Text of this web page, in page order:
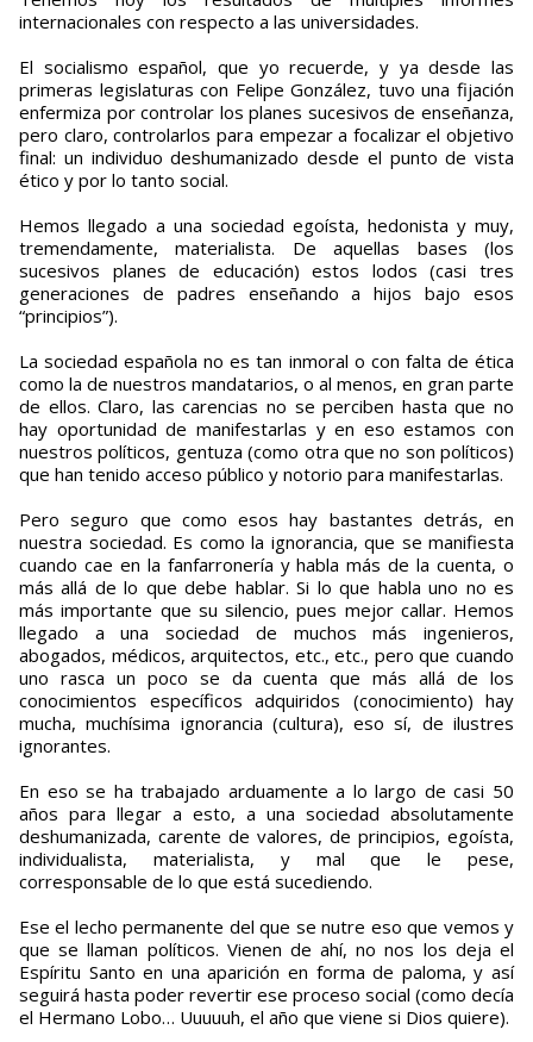
internacionales con respecto a las universidades.
El socialismo español, que yo recuerde, y ya desde las
primeras legislaturas con Felipe González, tuvo una fijación
enfermiza por controlar los planes sucesivos de enseñanza,
pero claro, controlarlos para empezar a focalizar el objetivo
final: un individuo deshumanizado desde el punto de vista
ético y por lo tanto social.
Hemos llegado a una sociedad egoísta, hedonista y muy,
tremendamente, materialista. De aquellas bases (los
sucesivos planes de educación) estos lodos (casi tres
generaciones de padres enseñando a hijos bajo esos
“principios”).
La sociedad española no es tan inmoral o con falta de ética
como la de nuestros mandatarios, o al menos, en gran parte
de ellos. Claro, las carencias no se perciben hasta que no
hay oportunidad de manifestarlas y en eso estamos con
nuestros políticos, gentuza (como otra que no son políticos)
que han tenido acceso público y notorio para manifestarlas.
Pero seguro que como esos hay bastantes detrás, en
nuestra sociedad. Es como la ignorancia, que se manifiesta
cuando cae en la fanfarronería y habla más de la cuenta, o
más allá de lo que debe hablar. Si lo que habla uno no es
más importante que su silencio, pues mejor callar. Hemos
llegado a una sociedad de muchos más ingenieros,
abogados, médicos, arquitectos, etc., etc., pero que cuando
uno rasca un poco se da cuenta que más allá de los
conocimientos específicos adquiridos (conocimiento) hay
mucha, muchísima ignorancia (cultura), eso sí, de ilustres
ignorantes.
En eso se ha trabajado arduamente a lo largo de casi 50
años para llegar a esto, a una sociedad absolutamente
deshumanizada, carente de valores, de principios, egoísta,
individualista, materialista, y mal que le pese,
corresponsable de lo que está sucediendo.
Ese el lecho permanente del que se nutre eso que vemos y
que se llaman políticos. Vienen de ahí, no nos los deja el
Espíritu Santo en una aparición en forma de paloma, y así
seguirá hasta poder revertir ese proceso social (como decía
el Hermano Lobo… Uuuuuh, el año que viene si Dios quiere).